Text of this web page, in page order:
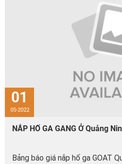
01
05-2022
NẮP HỐ GA GANG Ở Quảng
Bảng báo giá nắp hố ga GOAT